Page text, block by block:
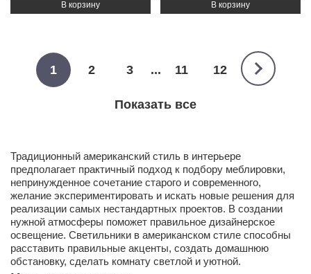
1 2 3 ... 11 12
Показать все
Традиционный американский стиль в интерьере
предполагает практичный подход к подбору меблировки,
непринужденное сочетание старого и современного,
желание экспериментировать и искать новые решения для
реализации самых нестандартных проектов. В создании
нужной атмосферы поможет правильное дизайнерское
освещение. Светильники в американском стиле способны
расставить правильные акценты, создать домашнюю
обстановку, сделать комнату светлой и уютной.